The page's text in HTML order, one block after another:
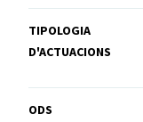
TIPOLOGIA
D'ACTUACIONS
ODS